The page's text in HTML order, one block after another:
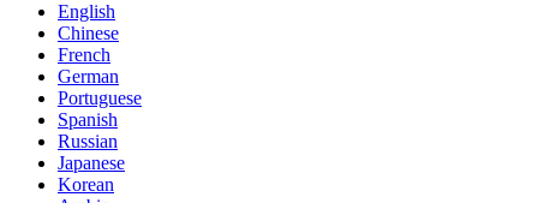
English
Chinese
French
German
Portuguese
Spanish
Russian
Japanese
Korean